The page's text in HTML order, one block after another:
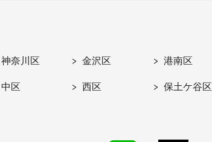
神奈川区 金沢区 港南区
中区 西区 保土ケ谷区